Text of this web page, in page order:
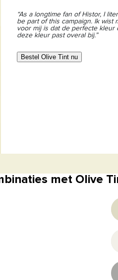
“As a longtime fan of Histor, I
be part of this campaign. Ik wist
voor mij is dat de perfecte kleur
deze kleur past overal bij.”
Bestel Olive Tint nu
met Olive